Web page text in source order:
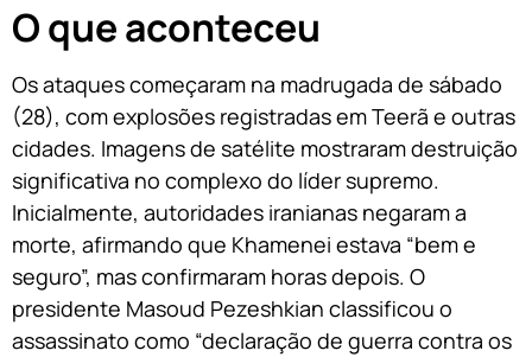
O que aconteceu
Os ataques começaram na madrugada de sábado
(28), com explosões registradas em Teerã e outras
cidades. Imagens de satélite mostraram destruição
significativa no complexo do líder supremo.
Inicialmente, autoridades iranianas negaram a
morte, afirmando que Khamenei estava “bem e
seguro”, mas confirmaram horas depois. O
presidente Masoud Pezeshkian classificou o
assassinato como “declaração de guerra contra os